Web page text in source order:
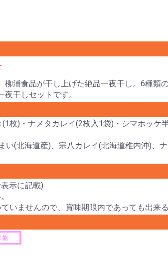
柳浦食品が干し上げた絶品一夜干し。6種類
干しセットです。
枚)・ナメタカレイ(2枚入1袋)・シマホッケ
い(北海道産)、宗八カレイ(北海道稚内沖)、
示に記載)
いませんので、賞味期限内であっても出来